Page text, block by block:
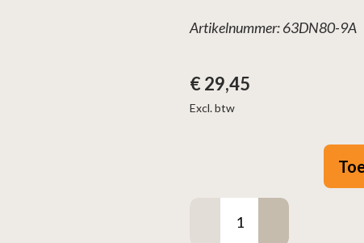
Excl. btw
€29,45
Artikelnummer: 63DN80-9A
aansluitstuk